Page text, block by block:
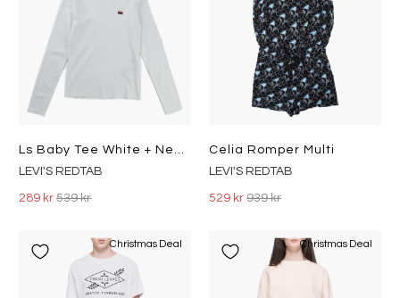
Ls Baby Tee White + Neutrals
LEVI'S REDTAB
289 kr539 kr
Celia Romper Multi
LEVI'S REDTAB
529 kr 939 kr
Christmas Deal Christmas Deal